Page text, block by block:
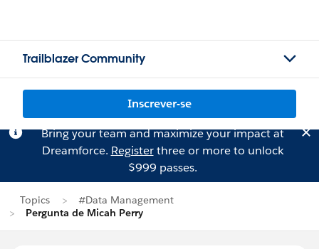
Trailblazer Community
Inscrever-se
Bring your team and maximize your impact at
Dreamforce. Registerthree or more to unlock
$999 passes.
Topics
#Data Management
Pergunta de Micah Perry